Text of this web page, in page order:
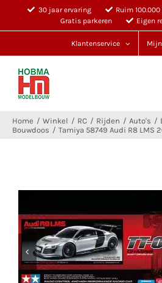
30 jaar ervaring
Ruim
Gratis parkeren
Eigen
Klantenservice
Home Winkel RC Rijden Auto's
Bouwdoos
Tamiya 58749 Audi R8 LMS